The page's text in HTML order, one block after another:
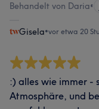
Behandelt von Daria•
Gisela•vor etwa 20
:) alles wie immer -
Atmosphäre, und